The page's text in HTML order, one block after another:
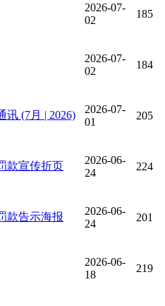
2026-07-
02
185
2026-07-
02
184
讯 (7月 | 2026)
2026-07-
01
205
款宣传折页
2026-06-
24
224
款告示海报
2026-06-
24
201
2026-06-
18
219